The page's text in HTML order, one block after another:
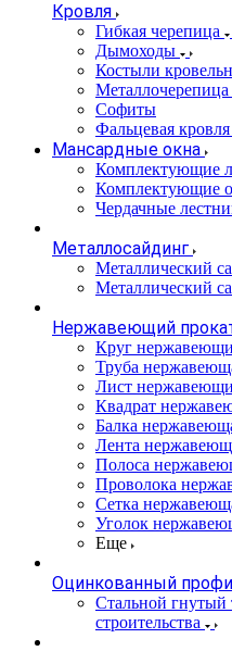
Кровля
Гибкая черепица
Дымоходы
Костыли
Металлочерепица
Софиты
Фальцевая кровля
Мансардные окна
Комплектующие
Комплектующие
Чердачные
Металлосайдинг
Металлический
Металлический
Нержавеющий
Круг
Труба
Лист
Квадрат
Балка
Лента
Полоса
Проволока
Сетка
Уголок
Еще
Оцинкованный
Стальной гнутый
строительства